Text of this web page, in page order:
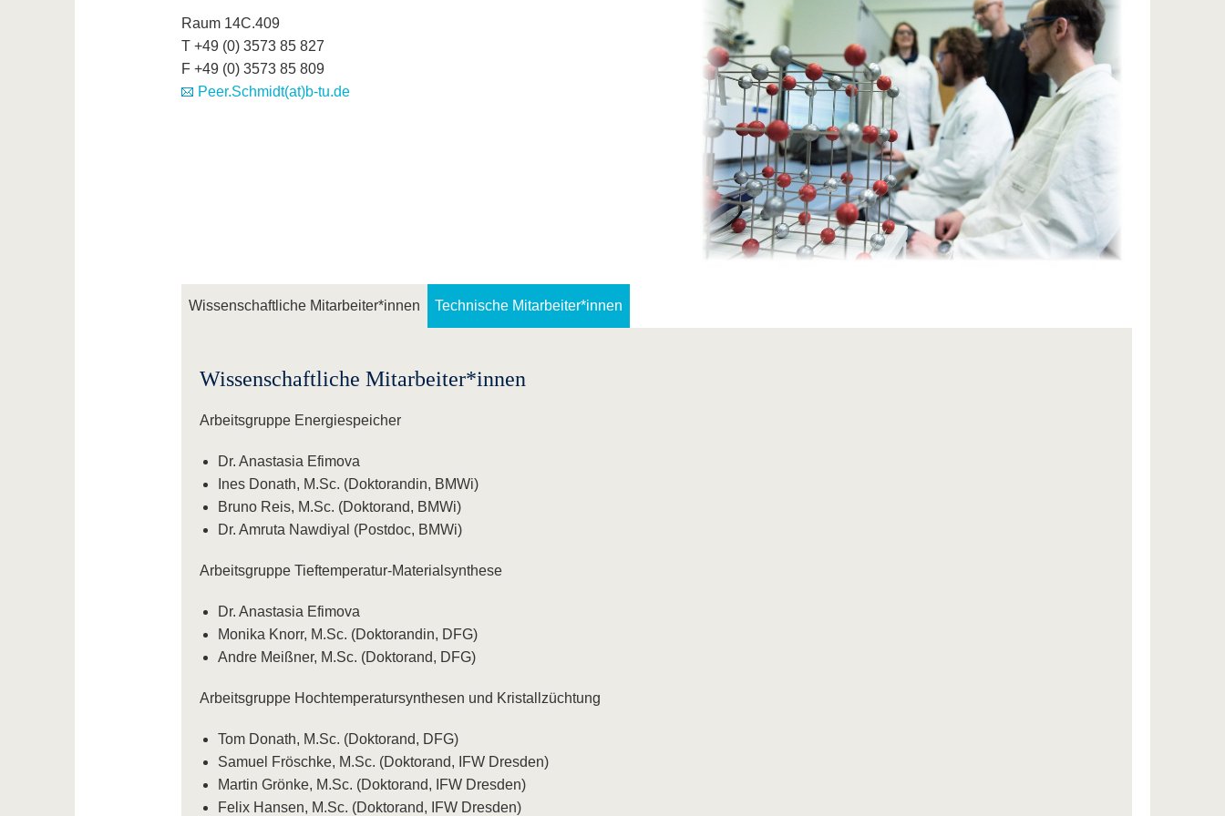
Raum 14C.409
T +49 (0) 3573 85 827
F +49 (0) 3573 85 809
Peer.Schmidt(at)b-tu.de
Wissenschaftliche Mitarbeiter*innen Technische Mitarbeiter*innen
Wissenschaftliche Mitarbeiter*innen
Arbeitsgruppe Energiespeicher
Dr. Anastasia Efimova
Ines Donath, M.Sc. (Doktorandin, BMWi)
Bruno Reis, M.Sc. (Doktorand, BMWi)
Dr. Amruta Nawdiyal (Postdoc, BMWi)
Arbeitsgruppe Tieftemperatur-Materialsynthese
Dr. Anastasia Efimova
Monika Knorr, M.Sc. (Doktorandin, DFG)
Andre Meißner, M.Sc. (Doktorand, DFG)
Arbeitsgruppe Hochtemperatursynthesen und Kristallzüchtung
Tom Donath, M.Sc. (Doktorand, DFG)
Samuel Fröschke, M.Sc. (Doktorand, IFW Dresden)
Martin Grönke, M.Sc. (Doktorand, IFW Dresden)
Felix Hansen, M.Sc. (Doktorand, IFW Dresden)